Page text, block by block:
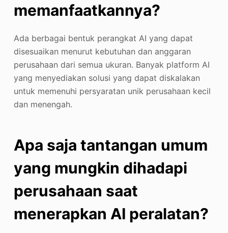
memanfaatkannya?
Ada berbagai bentuk perangkat AI yang dapat
disesuaikan menurut kebutuhan dan anggaran
perusahaan dari semua ukuran. Banyak platform AI
yang menyediakan solusi yang dapat diskalakan
untuk memenuhi persyaratan unik perusahaan kecil
dan menengah.
Apa saja tantangan umum
yang mungkin dihadapi
perusahaan saat
menerapkan AI peralatan?